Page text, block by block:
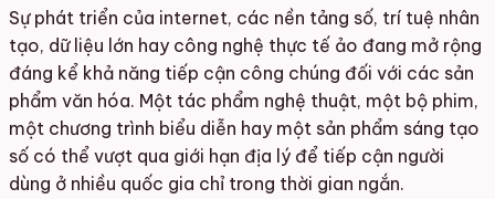
Sự phát triển của internet, các nền tảng số, trí tuệ nhân
tạo, dữ liệu lớn hay công nghệ thực tế ảo đang mở rộng
đáng kể khả năng tiếp cận công chúng đối với các sản
phẩm văn hóa. Một tác phẩm nghệ thuật, một bộ phim,
một chương trình biểu diễn hay một sản phẩm sáng tạo
số có thể vượt qua giới hạn địa lý để tiếp cận người
dùng ở nhiều quốc gia chỉ trong thời gian ngắn.